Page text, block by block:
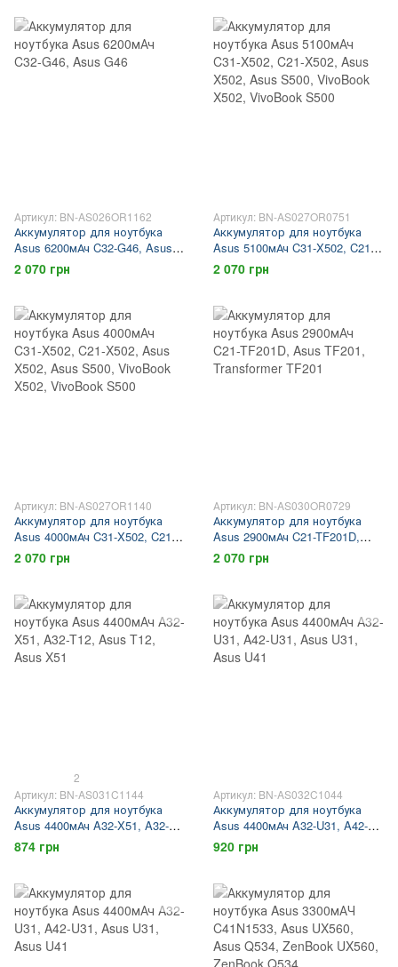
Артикул: BN-AS026OR1162
Аккумулятор для ноутбука
Asus 6200мАч C32-G46, Asus
G46
2 070 грн
Артикул: BN-AS027OR0751
Аккумулятор для ноутбука
Asus 5100мАч C31-X502, C21-
X502, Asus X502, Asus S500,
VivoBook X502, VivoBook S500
2 070 грн
Артикул: BN-AS027OR1140
Аккумулятор для ноутбука
Asus 4000мАч C31-X502, C21-
X502, Asus X502, Asus S500,
VivoBook X502, VivoBook S500
2 070 грн
Артикул: BN-AS030OR0729
Аккумулятор для ноутбука
Asus 2900мАч C21-TF201D,
Asus TF201, Transformer TF201
2 070 грн
2
Артикул: BN-AS031C1144
Аккумулятор для ноутбука
Asus 4400мАч A32-X51, A32-
T12, Asus T12, Asus X51
874 грн
Артикул: BN-AS032C1044
Аккумулятор для ноутбука
Asus 4400мАч A32-U31, A42-
U31, Asus U31, Asus U41
920 грн